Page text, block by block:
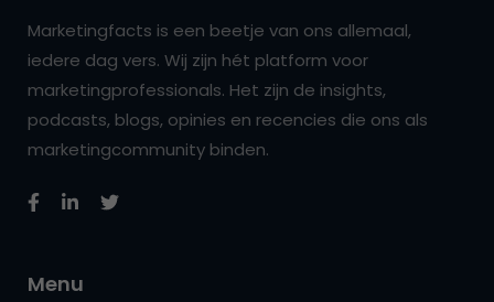
Marketingfacts is een beetje van ons allemaal,
iedere dag vers. Wij zijn hét platform voor
marketingprofessionals. Het zijn de insights,
podcasts, blogs, opinies en recencies die ons als
marketingcommunity binden.
Menu